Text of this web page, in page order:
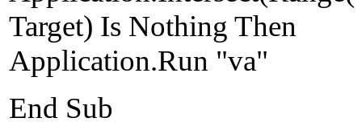
Target) Is Nothing Then
Application.Run "va"
End Sub